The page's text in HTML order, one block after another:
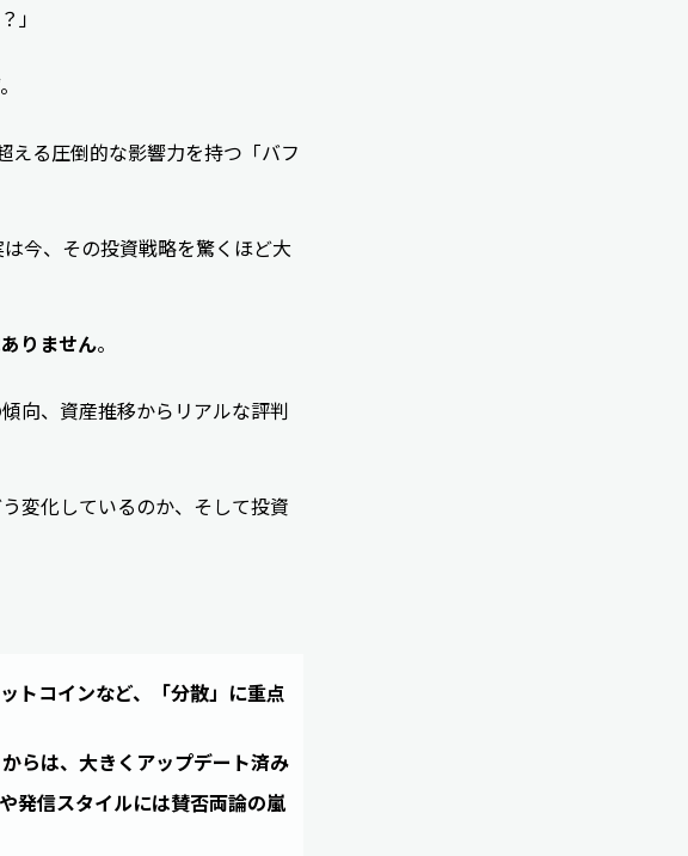
」
る圧倒的な影響力を持つ「バフ
今、その投資戦略を驚くほど大
りません。
向、資産推移からリアルな評判
変化しているのか、そして投資
トコインなど、「分散」に重点
らは、大きくアップデート済み
発信スタイルには賛否両論の嵐